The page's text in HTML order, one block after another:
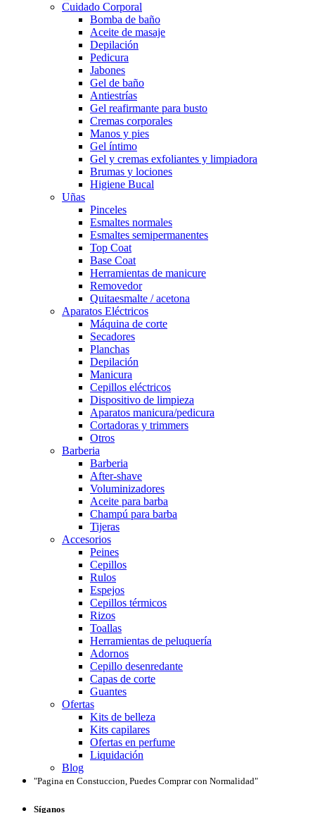
Cuidado Corporal
Bomba de baño
Aceite de masaje
Depilación
Pedicura
Jabones
Gel de baño
Antiestrías
Gel reafirmante para busto
Cremas corporales
Manos y pies
Gel íntimo
Gel y cremas exfoliantes y limpiadora
Brumas y lociones
Higiene Bucal
Uñas
Pinceles
Esmaltes normales
Esmaltes semipermanentes
Top Coat
Base Coat
Herramientas de manicure
Removedor
Quitaesmalte / acetona
Aparatos Eléctricos
Máquina de corte
Secadores
Planchas
Depilación
Manicura
Cepillos eléctricos
Dispositivo de limpieza
Aparatos manicura/pedicura
Cortadoras y trimmers
Otros
Barberia
Barberia
After-shave
Voluminizadores
Aceite para barba
Champú para barba
Tijeras
Accesorios
Peines
Cepillos
Rulos
Espejos
Cepillos térmicos
Rizos
Toallas
Herramientas de peluquería
Adornos
Cepillo desenredante
Capas de corte
Guantes
Ofertas
Kits de belleza
Kits capilares
Ofertas en perfume
Liquidación
Blog
"Pagina en Constuccion, Puedes Comprar con Normalidad"
Síganos